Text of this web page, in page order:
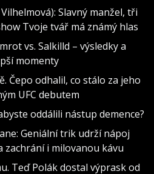
Slavný manžel, tři
Tvoje tvář má známý hlas
vs. Salkilld – výsledky a
momenty
Čepo odhalil, co stálo za jeho
UFC debutem
oddálili nástup demence?
Geniální trik udrží nápoj
zachrání i milovanou kávu
Teď Polák dostal výprask od